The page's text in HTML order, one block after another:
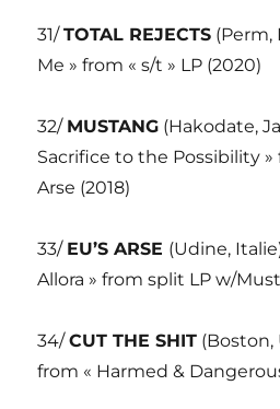
31/TOTAL REJECTS (Perm,
Me » from « s/t » LP (2020)
32/ MUSTANG (Hakodate,
Sacrifice to the Possibility »
Arse (2018)
33/ EU’S ARSE (Udine,
Allora » from split LP w/
34/CUT THE SHIT (Boston,
from « Harmed &